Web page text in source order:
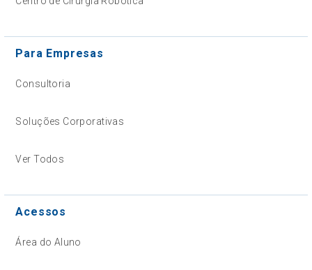
Para Empresas
Consultoria
Soluções Corporativas
Ver Todos
Acessos
Área do Aluno